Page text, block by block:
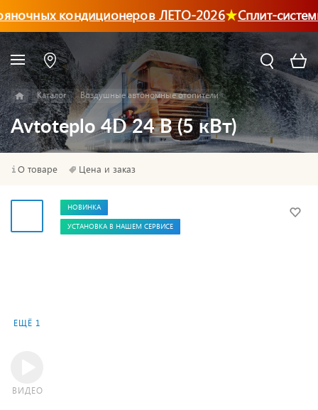
кондиционеров ЛЕТО-2026 Сплит-системы
Каталог Воздушные автономные отопители
Avtoteplo 4D 24 В (5 кВт)
О товаре Цена и заказ
ЕЩЁ 1
ВИДЕО
НОВИНКА
УСТАНОВКА В НАШЕМ СЕРВИСЕ